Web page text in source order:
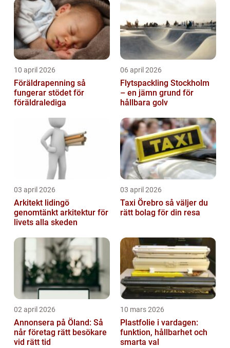
10 april 2026
Föräldrapenning så
fungerar stödet för
föräldralediga
06 april 2026
Flytspackling Stockholm
– en jämn grund för
hållbara golv
03 april 2026
Arkitekt lidingö
genomtänkt arkitektur för
livets alla skeden
03 april 2026
Taxi Örebro så väljer du
rätt bolag för din resa
02 april 2026
Annonsera på Öland: Så
når företag rätt besökare
vid rätt tid
10 mars 2026
Plastfolie i vardagen:
funktion, hållbarhet och
smarta val